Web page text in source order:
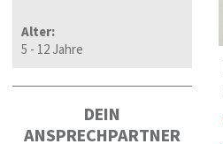
Alter:
5 - 12 Jahre
DEIN
ANSPRECHPARTNER